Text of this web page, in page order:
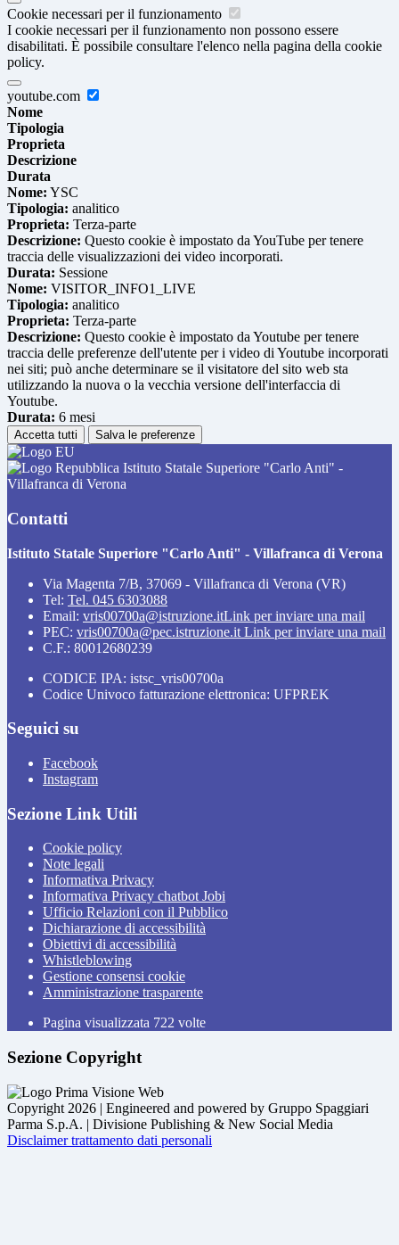
Cookie necessari per il funzionamento
I cookie necessari per il funzionamento non possono essere
disabilitati. È possibile consultare l'elenco nella pagina della cookie
policy.
youtube.com
Nome
Tipologia
Proprieta
Descrizione
Durata
Nome: YSC
Tipologia: analitico
Proprieta: Terza-parte
Descrizione: Questo cookie è impostato da YouTube per tenere
traccia delle visualizzazioni dei video incorporati.
Durata: Sessione
Nome: VISITOR_INFO1_LIVE
Tipologia: analitico
Proprieta: Terza-parte
Descrizione: Questo cookie è impostato da Youtube per tenere
traccia delle preferenze dell'utente per i video di Youtube incorporati
nei siti; può anche determinare se il visitatore del sito web sta
utilizzando la nuova o la vecchia versione dell'interfaccia di
Youtube.
Durata: 6 mesi
Accetta tutti Salva le preferenze
Istituto Statale Superiore "Carlo Anti" -
Villafranca di Verona
Contatti
Istituto Statale Superiore "Carlo Anti" - Villafranca di Verona
Via Magenta 7/B, 37069 - Villafranca di Verona (VR)
Tel: Tel. 045 6303088
Email: vris00700a@istruzione.itLink per inviare una mail
PEC: vris00700a@pec.istruzione.it Link per inviare una mail
C.F.: 80012680239
CODICE IPA: istsc_vris00700a
Codice Univoco fatturazione elettronica: UFPREK
Seguici su
Facebook
Instagram
Sezione Link Utili
Cookie policy
Note legali
Informativa Privacy
Informativa Privacy chatbot Jobi
Ufficio Relazioni con il Pubblico
Dichiarazione di accessibilità
Obiettivi di accessibilità
Whistleblowing
Gestione consensi cookie
Amministrazione trasparente
Pagina visualizzata 722 volte
Sezione Copyright
Copyright 2026 | Engineered and powered by Gruppo Spaggiari
Parma S.p.A. | Divisione Publishing & New Social Media
Disclaimer trattamento dati personali